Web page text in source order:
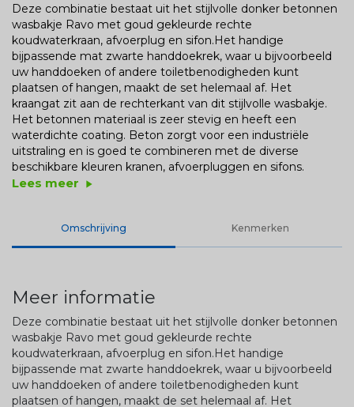
Deze combinatie bestaat uit het stijlvolle donker betonnen
wasbakje Ravo met goud gekleurde rechte
koudwaterkraan, afvoerplug en sifon.Het handige
bijpassende mat zwarte handdoekrek, waar u bijvoorbeeld
uw handdoeken of andere toiletbenodigheden kunt
plaatsen of hangen, maakt de set helemaal af. Het
kraangat zit aan de rechterkant van dit stijlvolle wasbakje.
Het betonnen materiaal is zeer stevig en heeft een
waterdichte coating. Beton zorgt voor een industriële
uitstraling en is goed te combineren met de diverse
beschikbare kleuren kranen, afvoerpluggen en sifons.
Lees meer play_arrow
Omschrijving Kenmerken
Meer informatie
Deze combinatie bestaat uit het stijlvolle donker betonnen
wasbakje Ravo met goud gekleurde rechte
koudwaterkraan, afvoerplug en sifon.Het handige
bijpassende mat zwarte handdoekrek, waar u bijvoorbeeld
uw handdoeken of andere toiletbenodigheden kunt
plaatsen of hangen, maakt de set helemaal af. Het